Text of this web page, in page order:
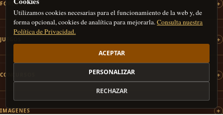
FOROS
JUEGOS
CONCURSOS
IMÁGENES
Utilizamos cookies necesarias para el funcionamiento de la web y, de
forma opcional, cookies de analítica para mejorarla.Consulta nuestra
Política de Privacidad.
ACEPTAR
PERSONALIZAR
RECHAZAR